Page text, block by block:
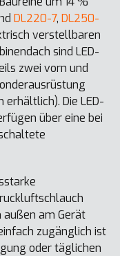
DL220-7, DL250-
verstellbaren
sind LED-
zwei vorn und
erhältlich). Die LED-
über eine bei
außen am Gerät
zugänglich ist
oder täglichen